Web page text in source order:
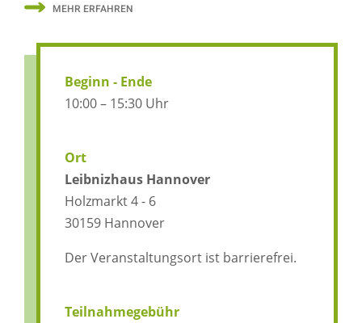
MEHR ERFAHREN
Beginn - Ende
10:00 – 15:30 Uhr
Ort
Leibnizhaus Hannover
Holzmarkt 4 - 6
30159 Hannover
Der Veranstaltungsort ist barrierefrei.
Teilnahmegebühr